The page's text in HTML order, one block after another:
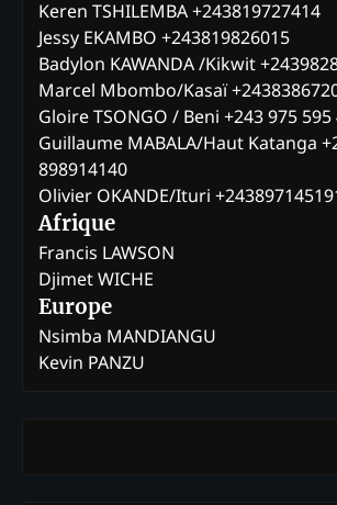
Keren TSHILEMBA +243819727414
Jessy EKAMBO +243819826015
Badylon KAWANDA /Kikwit
Marcel Mbombo/Kasaï
Gloire TSONGO / Beni +243 975 595
Guillaume MABALA/Haut Katanga
898914140
Olivier OKANDE/Ituri
Afrique
Francis LAWSON
Djimet WICHE
Europe
Nsimba MANDIANGU
Kevin PANZU